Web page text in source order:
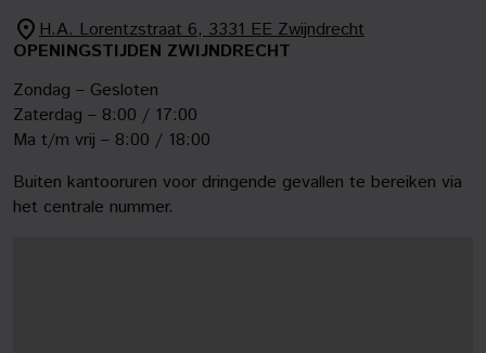
H.A. Lorentzstraat 6, 3331 EE Zwijndrecht
OPENINGSTIJDEN ZWIJNDRECHT
Zondag – Gesloten
Zaterdag – 8:00 / 17:00
Ma t/m vrij – 8:00 / 18:00
Buiten kantooruren voor dringende gevallen te bereiken via
het centrale nummer.